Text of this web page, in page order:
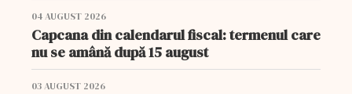
04 AUGUST 2026
Capcana din calendarul fiscal: termenul care
nu se amână după 15 august
03 AUGUST 2026